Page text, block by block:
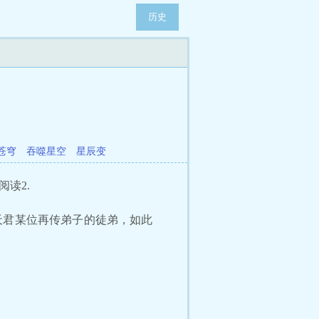
历史
穹 吞噬星空 星辰变
读2.
某位再传弟子的徒弟，如此